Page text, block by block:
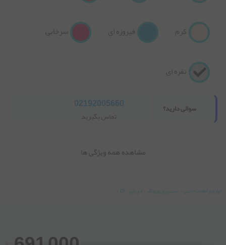
کرم فیروزه ای سرخابی
نقره ای
سوالی دارید؟ 02192005660
تماس بگیرید
مشاهده همه ویژگی ها
لوازم و قطعات جانبی سینی رو روروئک دی جی Dj